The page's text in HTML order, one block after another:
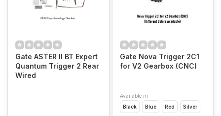
Gate ASTER II BT Expert
Quantum Trigger 2 Rear
Wired
Gate Nova Trigger 2C1
for V2 Gearbox (CNC)
Available in
Black
Blue Red Silver